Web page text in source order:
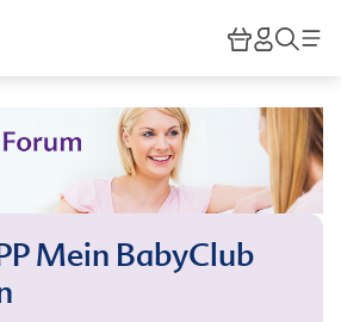
HiPP
Mein BabyClub